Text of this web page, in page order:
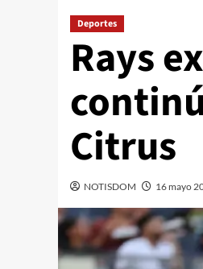
Deportes
Rays
Citrus
NOTISDOM 16 mayo